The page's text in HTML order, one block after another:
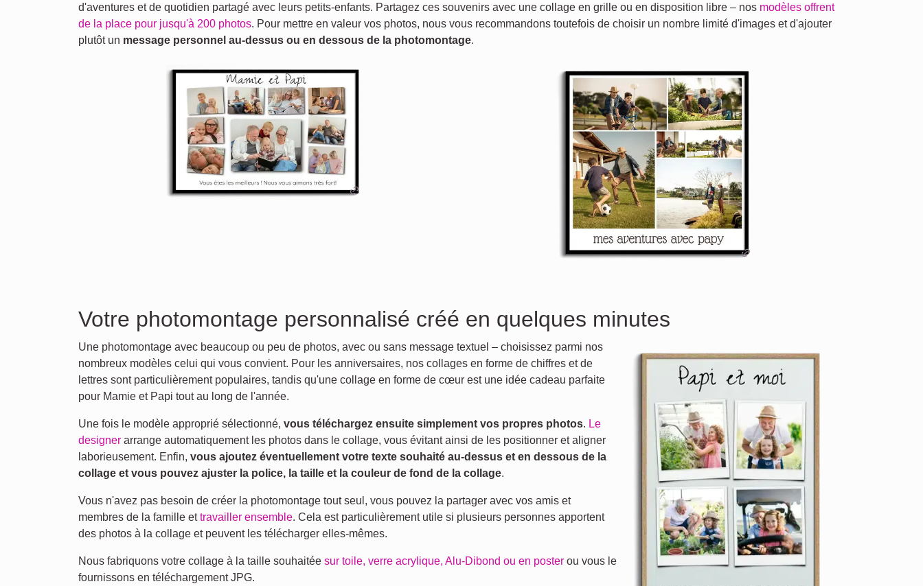
d'aventures et de quotidien partagé avec leurs petits-enfants. Partagez ces souvenirs avec une collage en grille ou en disposition libre – nos modèles offrent
de la place pour jusqu'à 200 photos. Pour mettre en valeur vos photos, nous vous recommandons toutefois de choisir un nombre limité d'images et d'ajouter
plutôt un message personnel au-dessus ou en dessous de la photomontage.
Votre photomontage personnalisé créé en quelques minutes
Une photomontage avec beaucoup ou peu de photos, avec ou sans message textuel – choisissez parmi nos
nombreux modèles celui qui vous convient. Pour les anniversaires, nos collages en forme de chiffres et de
lettres sont particulièrement populaires, tandis qu'une collage en forme de cœur est une idée cadeau parfaite
pour Mamie et Papi tout au long de l'année.
Une fois le modèle approprié sélectionné, vous téléchargez ensuite simplement vos propres photos. Le
designer arrange automatiquement les photos dans le collage, vous évitant ainsi de les positionner et aligner
laborieusement. Enfin, vous ajoutez éventuellement votre texte souhaité au-dessus et en dessous de la
collage et vous pouvez ajuster la police, la taille et la couleur de fond de la collage.
Vous n'avez pas besoin de créer la photomontage tout seul, vous pouvez la partager avec vos amis et
membres de la famille ettravailler ensemble. Cela est particulièrement utile si plusieurs personnes apportent
des photos à la collage et peuvent les télécharger elles-mêmes.
Nous fabriquons votre collage à la taille souhaitée sur toile, verre acrylique, Alu-Dibond ou en poster ou vous le
fournissons en téléchargement JPG.